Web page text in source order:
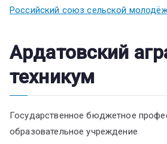
Российский союз сельской
Ардатовский
техникум
Государственное бюджетное
образовательное учреждение